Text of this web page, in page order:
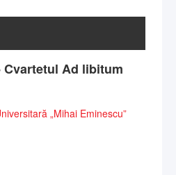
Cvartetul Ad libitum
„Mihai Eminescu”